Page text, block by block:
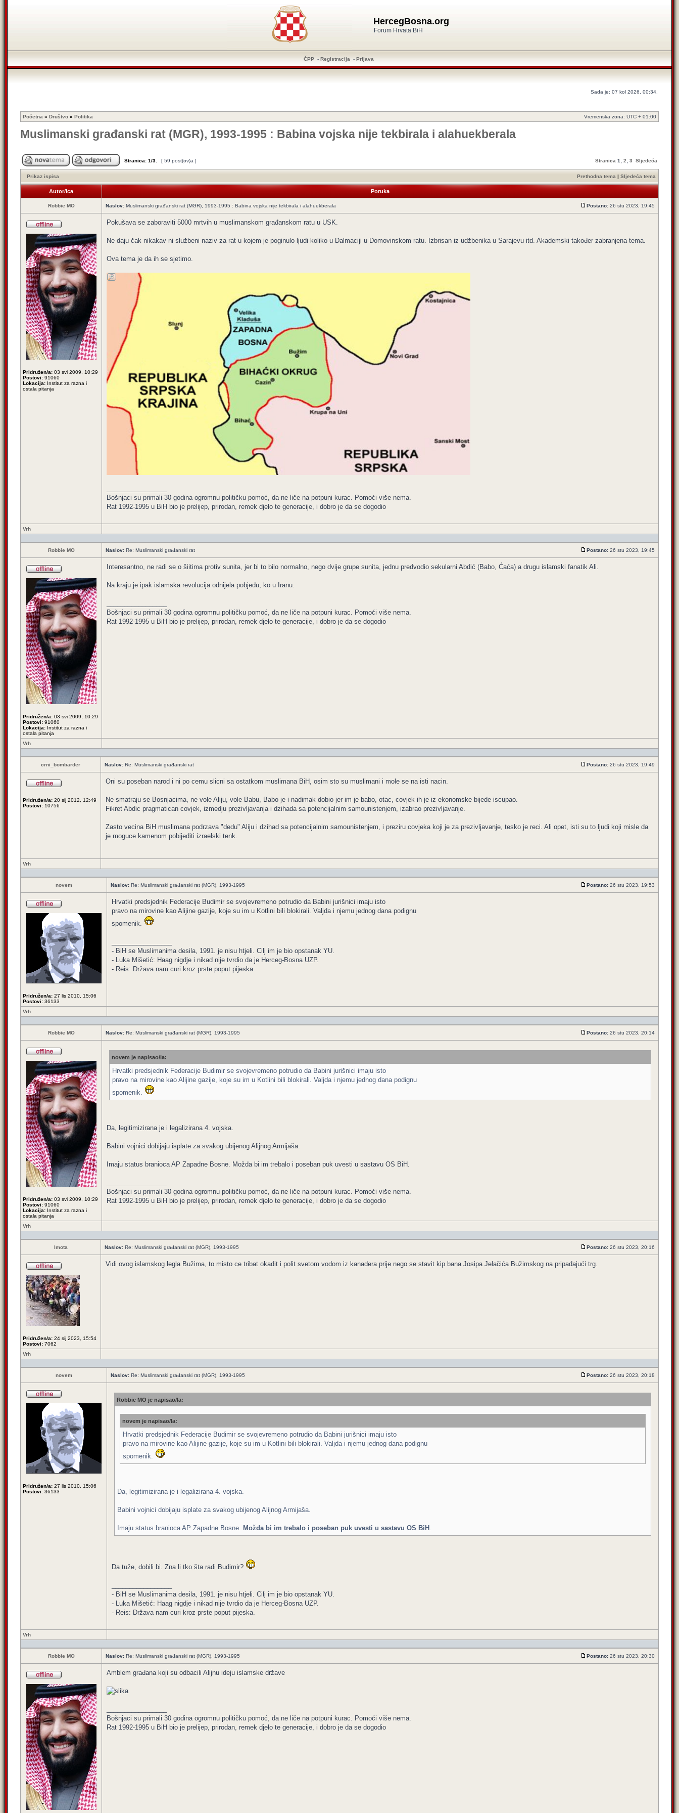
HercegBosna.org
Forum Hrvata BiH
ČPP - Registracija - Prijava
Sada je: 07 kol 2026, 00:34.
Početna » Društvo » Politika Vremenska zona: UTC + 01:00
Muslimanski građanski rat (MGR), 1993-1995 : Babina vojska nije tekbirala i alahuekberala
Stranica: 1/3 [ 59 post(ov)a ] Stranica 1 2 3 Sljedeća
Prikaz ispisa Prethodna tema | Sljedeća tema
Autor/ica Poruka
Robbie MO Naslov: Muslimanski građanski rat (MGR), 1993-1995 : Babina vojska nije tekbirala i alahuekberala Postano: 26 stu 2023, 19:45
Pridružen/a: 03 svi 2009, 10:29
Postovi: 91060
Lokacija: Institut za razna i
ostala pitanja
Pokušava se zaboraviti 5000 mrtvih u muslimanskom građanskom ratu u USK.
Ne daju čak nikakav ni službeni naziv za rat u kojem je poginulo ljudi koliko u Dalmaciji u Domovinskom ratu. Izbrisan iz udžbenika u Sarajevu itd. Akademski također zabranjena tema.
Ova tema je da ih se sjetimo.
Bošnjaci su primali 30 godina ogromnu političku pomoć, da ne liče na potpuni kurac. Pomoći više nema.
Rat 1992-1995 u BiH bio je prelijep, prirodan, remek djelo te generacije, i dobro je da se dogodio
Vrh
Robbie MO Naslov: Re: Muslimanski građanski rat Postano: 26 stu 2023, 19:45
Pridružen/a: 03 svi 2009, 10:29
Postovi: 91060
Lokacija: Institut za razna i
ostala pitanja
Interesantno, ne radi se o šiitima protiv sunita, jer bi to bilo normalno, nego dvije grupe sunita, jednu predvodio sekularni Abdić (Babo, Ćaća) a drugu islamski fanatik Ali.
Na kraju je ipak islamska revolucija odnijela pobjedu, ko u Iranu.
Bošnjaci su primali 30 godina ogromnu političku pomoć, da ne liče na potpuni kurac. Pomoći više nema.
Rat 1992-1995 u BiH bio je prelijep, prirodan, remek djelo te generacije, i dobro je da se dogodio
Vrh
crni_bombarder Naslov: Re: Muslimanski građanski rat Postano: 26 stu 2023, 19:49
Pridružen/a: 20 sij 2012, 12:49
Postovi: 10756
Oni su poseban narod i ni po cemu slicni sa ostatkom muslimana BiH, osim sto su muslimani i mole se na isti nacin.
Ne smatraju se Bosnjacima, ne vole Aliju, vole Babu, Babo je i nadimak dobio jer im je babo, otac, covjek ih je iz ekonomske bijede iscupao.
Fikret Abdic pragmatican covjek, izmedju prezivljavanja i dzihada sa potencijalnim samounistenjem, izabrao prezivljavanje.
Zasto vecina BiH muslimana podrzava "dedu" Aliju i dzihad sa potencijalnim samounistenjem, i preziru covjeka koji je za prezivljavanje, tesko je reci. Ali opet, isti su to ljudi koji misle da
je moguce kamenom pobijediti izraelski tenk.
Vrh
novem Naslov: Re: Muslimanski građanski rat (MGR), 1993-1995 Postano: 26 stu 2023, 19:53
Pridružen/a: 27 lis 2010, 15:06
Postovi: 36133
Hrvatki predsjednik Federacije Budimir se svojevremeno potrudio da Babini jurišnici imaju isto
pravo na mirovine kao Alijine gazije, koje su im u Kotlini bili blokirali. Valjda i njemu jednog dana podignu
spomenik.
- BiH se Muslimanima desila, 1991. je nisu htjeli. Cilj im je bio opstanak YU.
- Luka Mišetić: Haag nigdje i nikad nije tvrdio da je Herceg-Bosna UZP.
- Reis: Država nam curi kroz prste poput pijeska.
Vrh
Robbie MO Naslov: Re: Muslimanski građanski rat (MGR), 1993-1995 Postano: 26 stu 2023, 20:14
Pridružen/a: 03 svi 2009, 10:29
Postovi: 91060
Lokacija: Institut za razna i
ostala pitanja
novem je napisao/la:
Hrvatki predsjednik Federacije Budimir se svojevremeno potrudio da Babini jurišnici imaju isto
pravo na mirovine kao Alijine gazije, koje su im u Kotlini bili blokirali. Valjda i njemu jednog dana podignu
spomenik.
Da, legitimizirana je i legalizirana 4. vojska.
Babini vojnici dobijaju isplate za svakog ubijenog Alijnog Armijaša.
Imaju status branioca AP Zapadne Bosne. Možda bi im trebalo i poseban puk uvesti u sastavu OS BiH.
Bošnjaci su primali 30 godina ogromnu političku pomoć, da ne liče na potpuni kurac. Pomoći više nema.
Rat 1992-1995 u BiH bio je prelijep, prirodan, remek djelo te generacije, i dobro je da se dogodio
Vrh
Imota Naslov: Re: Muslimanski građanski rat (MGR), 1993-1995 Postano: 26 stu 2023, 20:16
Pridružen/a: 24 sij 2023, 15:54
Postovi: 7062
Vidi ovog islamskog legla Bužima, to misto ce tribat okadit i polit svetom vodom iz kanadera prije nego se stavit kip bana Josipa Jelačića Bužimskog na pripadajući trg.
Vrh
novem Naslov: Re: Muslimanski građanski rat (MGR), 1993-1995 Postano: 26 stu 2023, 20:18
Pridružen/a: 27 lis 2010, 15:06
Postovi: 36133
Robbie MO je napisao/la:
novem je napisao/la:
Hrvatki predsjednik Federacije Budimir se svojevremeno potrudio da Babini jurišnici imaju isto
pravo na mirovine kao Alijine gazije, koje su im u Kotlini bili blokirali. Valjda i njemu jednog dana podignu
spomenik.
Da, legitimizirana je i legalizirana 4. vojska.
Babini vojnici dobijaju isplate za svakog ubijenog Alijnog Armijaša.
Imaju status branioca AP Zapadne Bosne. Možda bi im trebalo i poseban puk uvesti u sastavu OS BiH .
Da tuže, dobili bi. Zna li tko šta radi Budimir?
- BiH se Muslimanima desila, 1991. je nisu htjeli. Cilj im je bio opstanak YU.
- Luka Mišetić: Haag nigdje i nikad nije tvrdio da je Herceg-Bosna UZP.
- Reis: Država nam curi kroz prste poput pijeska.
Vrh
Robbie MO Naslov: Re: Muslimanski građanski rat (MGR), 1993-1995 Postano: 26 stu 2023, 20:30
Amblem građana koji su odbacili Alijnu ideju islamske države
Bošnjaci su primali 30 godina ogromnu političku pomoć, da ne liče na potpuni kurac. Pomoći više nema.
Rat 1992-1995 u BiH bio je prelijep, prirodan, remek djelo te generacije, i dobro je da se dogodio